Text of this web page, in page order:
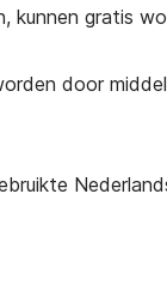
kunnen gratis
door